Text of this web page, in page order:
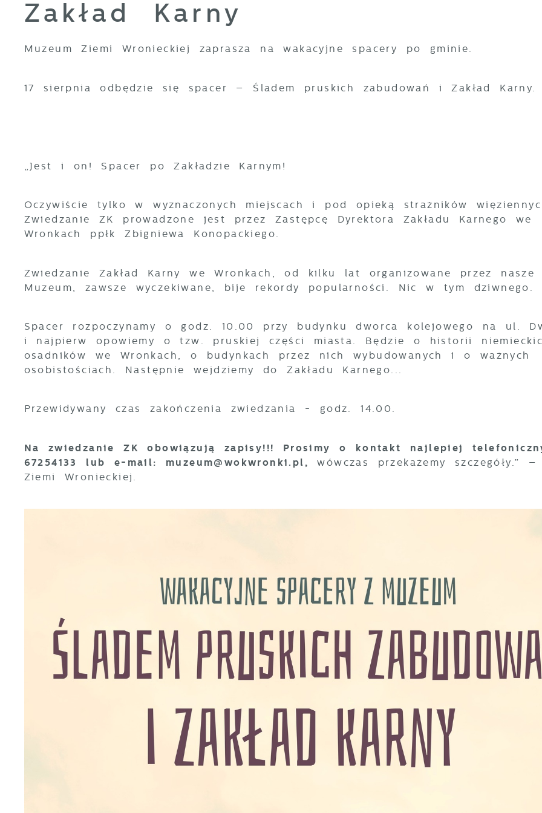
Zakład Karny
Muzeum Ziemi Wronieckiej zaprasza na wakacyjne spacery po gminie.
17 sierpnia odbędzie się spacer – Śladem pruskich zabudowań i Zakład Karny.
„Jest i on! Spacer po Zakładzie Karnym!
Oczywiście tylko w wyznaczonych miejscach i pod opieką strażników
Zwiedzanie ZK prowadzone jest przez Zastępcę Dyrektora Zakładu Karnego we
Wronkach ppłk Zbigniewa Konopackiego.
Zwiedzanie Zakład Karny we Wronkach, od kilku lat organizowane przez nasze
Muzeum, zawsze wyczekiwane, bije rekordy popularności. Nic w tym
Spacer rozpoczynamy o godz. 10.00 przy budynku dworca kolejowego na ul.
i najpierw opowiemy o tzw. pruskiej części miasta. Będzie o historii
osadników we Wronkach, o budynkach przez nich wybudowanych i o ważnych
osobistościach. Następnie wejdziemy do Zakładu Karnego...
Przewidywany czas zakończenia zwiedzania - godz. 14.00.
Na zwiedzanie ZK obowiązują zapisy!!! Prosimy o kontakt najlepiej
67254133 lub e-mail: muzeum@wokwronki.pl,
wówczas przekażemy szczegóły.” –
Ziemi Wronieckiej.
Ustawienia